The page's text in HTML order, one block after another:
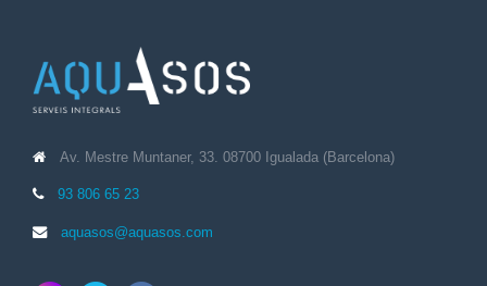
Av. Mestre Muntaner, 33. 08700 Igualada (Barcelona)
93 806 65 23
aquasos@aquasos.com